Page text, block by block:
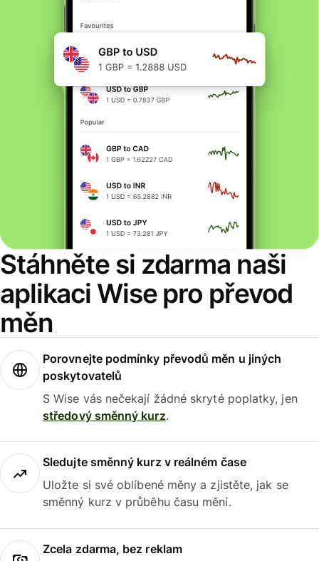
Stáhněte si zdarma naši
aplikaci Wise pro převod
měn
Porovnejte podmínky převodů měn u jiných
poskytovatelů
S Wise vás nečekají žádné skryté poplatky, jen
středový směnný kurz.
Sledujte směnný kurz v reálném čase
Uložte si své oblíbené měny a zjistěte, jak se
směnný kurz v průběhu času mění.
Zcela zdarma, bez reklam